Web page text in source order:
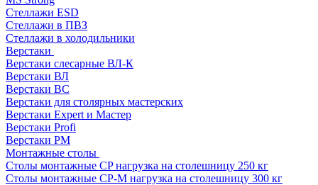
Стеллажи ESD
Стеллажи в ПВЗ
Стеллажи в холодильники
Верстаки
Верстаки слесарные ВЛ-К
Верстаки ВЛ
Верстаки ВС
Верстаки для столярных мастерских
Верстаки Expert и Мастер
Верстаки Profi
Верстаки РМ
Монтажные столы
Столы монтажные СP нагрузка на столешницу 250 кг
Столы монтажные СР-М нагрузка на столешницу 300 кг